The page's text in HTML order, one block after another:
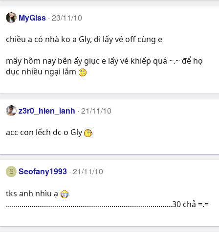
MyGiss 23/11/10
chiều a có nhà ko a Gly, đi lấy vé off cùng e
mấy hôm nay bên ấy giục e lấy vé khiếp quá ~.~ để họ
dục nhiều ngại lắm
z3r0_hien_lanh 21/11/10
acc con lếch dc o Gly
S Seofany1993 21/11/10
tks anh nhìu ạ
.....................................................................................30 chả =.=